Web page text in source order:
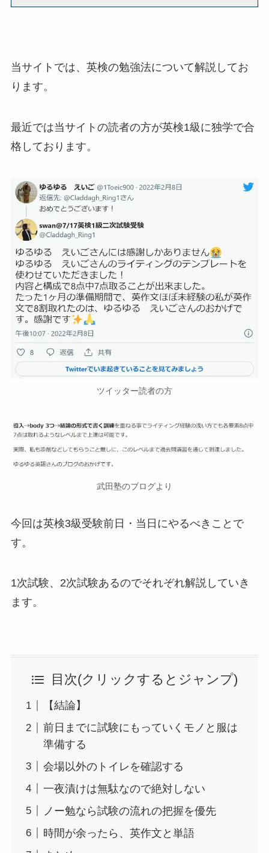
当サイトでは、英検の勉強法について解説してお
ります。
最近では当サイトの読者の方が英検1級に独学で合
格しております。
ツイッター読者の方
武田塾のブログより
今回は英検3級受験前日・当日にやるべきことで
す。
1次試験、2次試験あるのでそれぞれ解説していき
ます。
目次(クリックするとジャンプ)
【結論】
前日までに試験にもっていくモノと服は
準備する
会場以外のトイレを確認する
一夜漬けは無駄なので絶対しない
ノー勉なら試験の流れの把握を優先
時間が余ったら、英作文と単語